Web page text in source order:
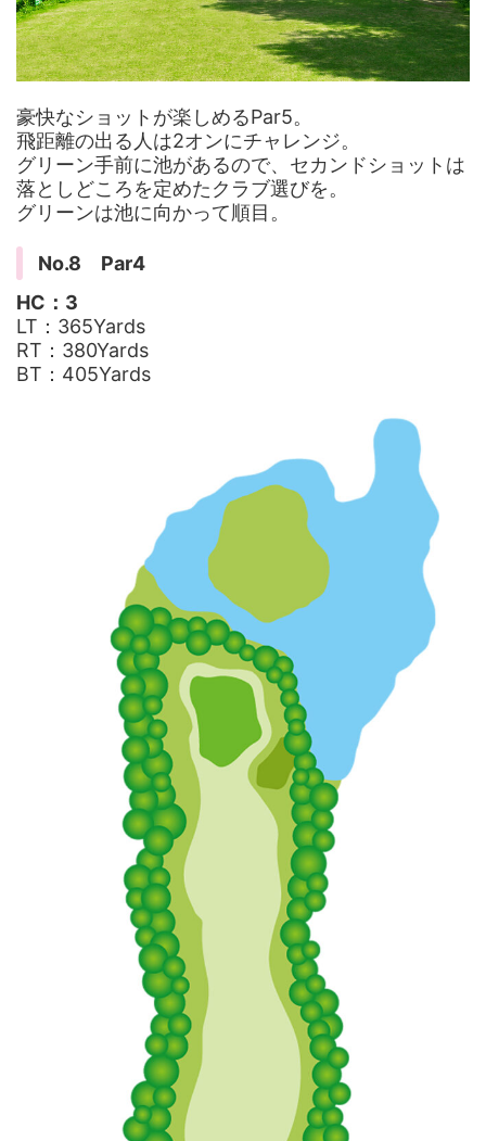
豪快なショットが楽しめるPar5。
飛距離の出る人は2オンにチャレンジ。
グリーン手前に池があるので、セカンドショットは
落としどころを定めたクラブ選びを。
グリーンは池に向かって順目。
No.8 Par4
HC：3
LT：365Yards
RT：380Yards
BT：405Yards